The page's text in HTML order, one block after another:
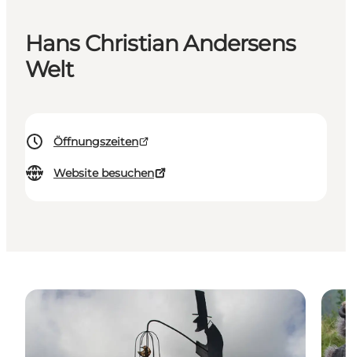
Hans Christian Andersens
Welt
Öffnungszeiten
Website besuchen